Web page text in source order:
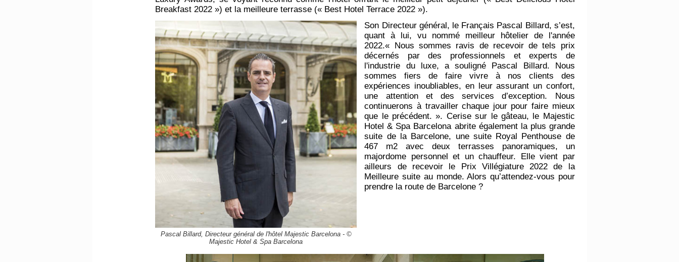
Breakfast 2022 ») et la meilleure terrasse (« Best Hotel Terrace 2022 »).
Pascal Billard, Directeur général de l'hôtel Majestic Barcelona - ©
Majestic Hotel & Spa Barcelona
Son Directeur général, le Français Pascal Billard, s’est,
quant à lui, vu nommé meilleur hôtelier de l'année
2022.« Nous sommes ravis de recevoir de tels prix
décernés par des professionnels et experts de
l'industrie du luxe, a souligné Pascal Billard. Nous
sommes fiers de faire vivre à nos clients des
expériences inoubliables, en leur assurant un confort,
une attention et des services d’exception. Nous
continuerons à travailler chaque jour pour faire mieux
que le précédent. ». Cerise sur le gâteau, le Majestic
Hotel & Spa Barcelona abrite également la plus grande
suite de la Barcelone, une suite Royal Penthouse de
467 m2 avec deux terrasses panoramiques, un
majordome personnel et un chauffeur. Elle vient par
ailleurs de recevoir le Prix Villégiature 2022 de la
Meilleure suite au monde. Alors qu’attendez-vous pour
prendre la route de Barcelone ?